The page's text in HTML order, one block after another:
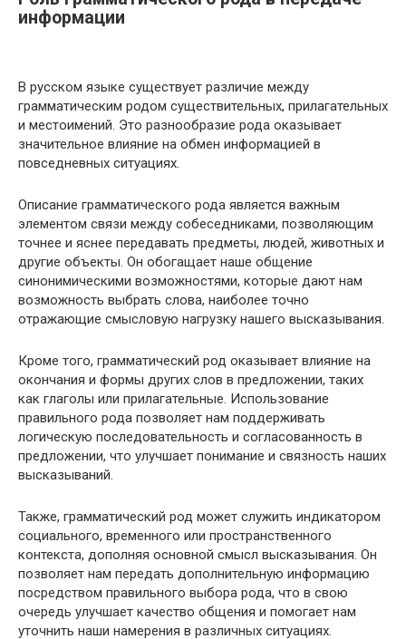
информации
В русском языке существует различие между
грамматическим родом существительных, прилагательных
и местоимений. Это разнообразие рода оказывает
значительное влияние на обмен информацией в
повседневных ситуациях.
Описание грамматического рода является важным
элементом связи между собеседниками, позволяющим
точнее и яснее передавать предметы, людей, животных и
другие объекты. Он обогащает наше общение
синонимическими возможностями, которые дают нам
возможность выбрать слова, наиболее точно
отражающие смысловую нагрузку нашего высказывания.
Кроме того, грамматический род оказывает влияние на
окончания и формы других слов в предложении, таких
как глаголы или прилагательные. Использование
правильного рода позволяет нам поддерживать
логическую последовательность и согласованность в
предложении, что улучшает понимание и связность наших
высказываний.
Также, грамматический род может служить индикатором
социального, временного или пространственного
контекста, дополняя основной смысл высказывания. Он
позволяет нам передать дополнительную информацию
посредством правильного выбора рода, что в свою
очередь улучшает качество общения и помогает нам
уточнить наши намерения в различных ситуациях.